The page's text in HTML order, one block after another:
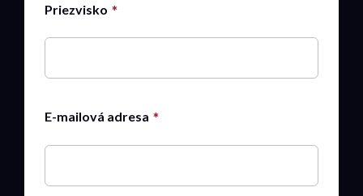
Priezvisko
E-mailová adresa